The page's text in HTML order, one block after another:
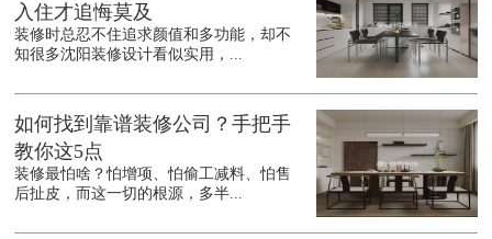
入住才追悔莫及
装修时总忍不住追求颜值和多功能，却不
知很多沈阳装修设计看似实用，...
如何找到靠谱装修公司？手把手
教你这5点
装修最怕啥？怕增项、怕偷工减料、怕售
后扯皮，而这一切的根源，多半...